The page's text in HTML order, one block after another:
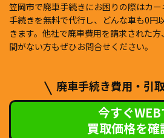
笠岡市で廃車手続きにお困りの際はカ
手続きを無料で代行し、どんな車も0円
きます。他社で廃車費用を請求された
間がない方もぜひお問合せください。
廃車手続き費用・引
今すぐWEB
買取価格を確